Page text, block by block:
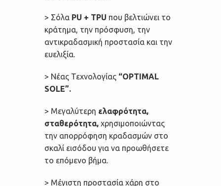
> Σόλα PU + TPU που βελτιώνει το
κράτημα, την πρόσφυση, την
αντικραδασμική προστασία και την
ευελιξία.
> Νέας Τεχνολογίας “OPTIMAL
SOLE”.
> Μεγαλύτερη ελαφρότητα,
σταθερότητα, χρησιμοποιώντας
την απορρόφηση κραδασμών στο
σκαλί εισόδου για να προωθήσετε
το επόμενο βήμα.
> Μέγιστη προστασία χάρη στο